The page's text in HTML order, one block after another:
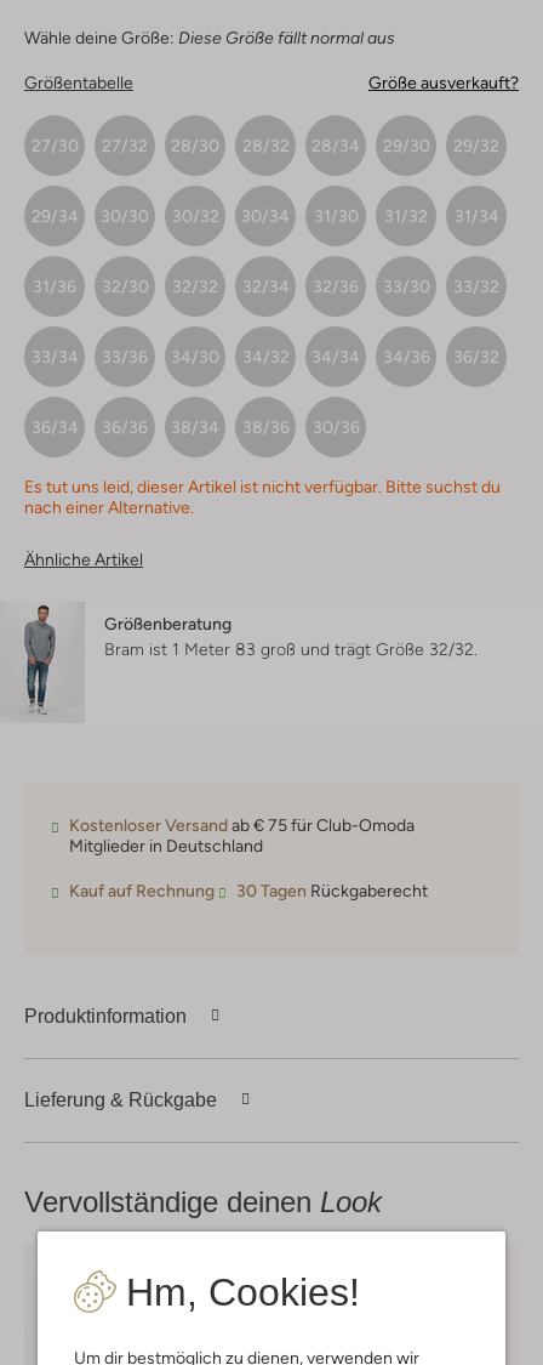
Hm, Cookies!
Um dir bestmöglich zu dienen, verwenden wir
Wähle deine Größe: Diese Größe fällt normal aus
Größentabelle Größe ausverkauft?
27/30 27/32 28/30 28/32 28/34 29/30 29/32
29/34 30/30 30/32 30/34 31/30 31/32 31/34
31/36 32/30 32/32 32/34 32/36 33/30 33/32
33/34 33/36 34/30 34/32 34/34 34/36 36/32
36/34 36/36 38/34 38/36 30/36
Es tut uns leid, dieser Artikel ist nicht verfügbar. Bitte suchst du
nach einer Alternative.
Ähnliche Artikel
Größenberatung
Bram ist 1 Meter 83 groß und trägt Größe 32/32.
Kostenloser Versandab € 75 für Club-Omoda
Mitglieder in Deutschland
Kauf auf Rechnung 30 Tagen Rückgaberecht
Produktinformation
Lieferung & Rückgabe
Vervollständige deinen Look